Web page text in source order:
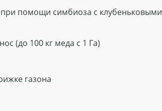
помощи симбиоза с клубеньковыми
(до 100 кг меда с 1 Га)
газона